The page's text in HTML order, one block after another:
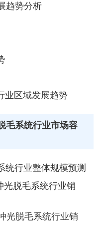
趋势分析
业区域发展趋势
毛系统行业市场容
统行业整体规模预测
光脱毛系统行业销
光脱毛系统行业销